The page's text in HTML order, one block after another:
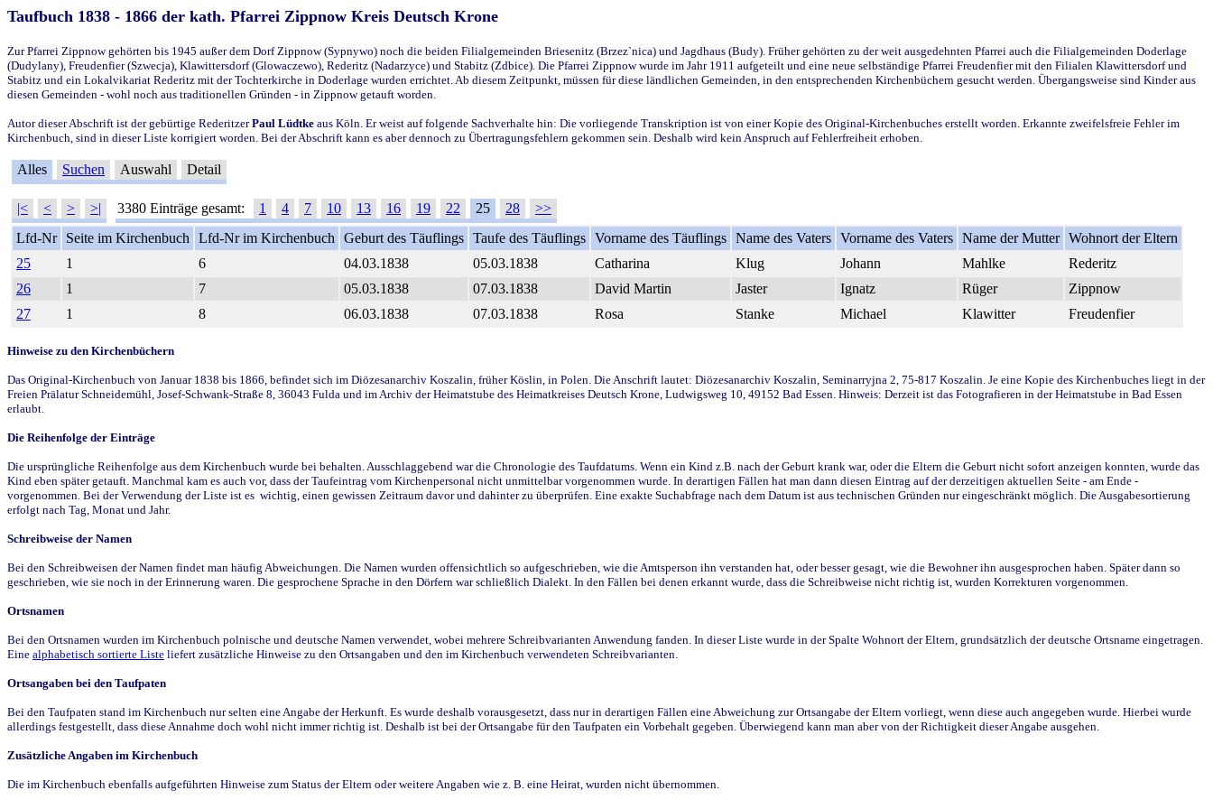
Taufbuch 1838 - 1866 der kath. Pfarrei Zippnow Kreis Deutsch Krone
Zur Pfarrei Zippnow gehörten bis 1945 außer dem Dorf Zippnow (Sypnywo) noch die beiden Filialgemeinden Briesenitz (Brzez`nica) und Jagdhaus (Budy). Früher gehörten zu der weit ausgedehnten Pfarrei auch die Filialgemeinden Doderlage
(Dudylany), Freudenfier (Szwecja), Klawittersdorf (Glowaczewo), Rederitz (Nadarzyce) und Stabitz (Zdbice). Die Pfarrei Zippnow wurde im Jahr 1911 aufgeteilt und eine neue selbständige Pfarrei Freudenfier mit den Filialen Klawittersdorf und
Stabitz und ein Lokalvikariat Rederitz mit der Tochterkirche in Doderlage wurden errichtet. Ab diesem Zeitpunkt, müssen für diese ländlichen Gemeinden, in den entsprechenden Kirchenbüchern gesucht werden. Übergangsweise sind Kinder aus
diesen Gemeinden - wohl noch aus traditionellen Gründen - in Zippnow getauft worden.
Autor dieser Abschrift ist der gebürtige RederitzerPaul Lüdtke aus Köln. Er weist auf folgende Sachverhalte hin: Die vorliegende Transkription ist von einer Kopie des Original-Kirchenbuches erstellt worden. Erkannte zweifelsfreie Fehler im
Kirchenbuch, sind in dieser Liste korrigiert worden. Bei der Abschrift kann es aber dennoch zu Übertragungsfehlern gekommen sein. Deshalb wird kein Anspruch auf Fehlerfreiheit erhoben.
Alles Suchen Auswahl Detail
|< < > >| 3380 Einträge gesamt: 1 4 7 10 13 16 19 22 25 28
>>
Lfd-Nr
Seite im Kirchenbuch Lfd-Nr im Kirchenbuch Geburt des Täuflings Taufe des Täuflings Vorname des Täuflings Name des Vaters Vorname des Vaters Name der Mutter Wohnort der Eltern
25
1 6 04.03.1838 05.03.1838 Catharina Klug Johann Mahlke
Rederitz
26
1 7 05.03.1838 07.03.1838 David Martin Jaster Ignatz Rüger
Zippnow
27
1 8 06.03.1838 07.03.1838 Rosa Stanke Michael Klawitter Freudenfier
Hinweise zu den Kirchenbüchern
Das Original-Kirchenbuch von Januar 1838 bis 1866, befindet sich im Diözesanarchiv Koszalin, früher Köslin, in Polen. Die Anschrift lautet: Diözesanarchiv Koszalin, Seminarryjna 2, 75-817 Koszalin. Je eine Kopie des Kirchenbuches liegt in der
Freien Prälatur Schneidemühl, Josef-Schwank-Straße 8, 36043 Fulda und im Archiv der Heimatstube des Heimatkreises Deutsch Krone, Ludwigsweg 10, 49152 Bad Essen. Hinweis: Derzeit ist das Fotografieren in der Heimatstube in Bad Essen
erlaubt.
Die Reihenfolge der Einträge
Die ursprüngliche Reihenfolge aus dem Kirchenbuch wurde bei behalten. Ausschlaggebend war die Chronologie des Taufdatums. Wenn ein Kind z.B. nach der Geburt krank war, oder die Eltern die Geburt nicht sofort anzeigen konnten, wurde das
Kind eben später getauft. Manchmal kam es auch vor, dass der Taufeintrag vom Kirchenpersonal nicht unmittelbar vorgenommen wurde. In derartigen Fällen hat man dann diesen Eintrag auf der derzeitigen aktuellen Seite - am Ende -
vorgenommen. Bei der Verwendung der Liste ist es wichtig, einen gewissen Zeitraum davor und dahinter zu überprüfen. Eine exakte Suchabfrage nach dem Datum ist aus technischen Gründen nur eingeschränkt möglich. Die Ausgabesortierung
erfolgt nach Tag, Monat und Jahr.
Schreibweise der Namen
Bei den Schreibweisen der Namen findet man häufig Abweichungen. Die Namen wurden offensichtlich so aufgeschrieben, wie die Amtsperson ihn verstanden hat, oder besser gesagt, wie die Bewohner ihn ausgesprochen haben. Später dann so
geschrieben, wie sie noch in der Erinnerung waren. Die gesprochene Sprache in den Dörfern war schließlich Dialekt. In den Fällen bei denen erkannt wurde, dass die Schreibweise nicht richtig ist, wurden Korrekturen vorgenommen.
Ortsnamen
Bei den Ortsnamen wurden im Kirchenbuch polnische und deutsche Namen verwendet, wobei mehrere Schreibvarianten Anwendung fanden. In dieser Liste wurde in der Spalte Wohnort der Eltern, grundsätzlich der deutsche Ortsname eingetragen.
Eine alphabetisch sortierte Liste liefert zusätzliche Hinweise zu den Ortsangaben und den im Kirchenbuch verwendeten Schreibvarianten.
Ortsangaben bei den Taufpaten
Bei den Taufpaten stand im Kirchenbuch nur selten eine Angabe der Herkunft. Es wurde deshalb vorausgesetzt, dass nur in derartigen Fällen eine Abweichung zur Ortsangabe der Eltern vorliegt, wenn diese auch angegeben wurde. Hierbei wurde
allerdings festgestellt, dass diese Annahme doch wohl nicht immer richtig ist. Deshalb ist bei der Ortsangabe für den Taufpaten ein Vorbehalt gegeben. Überwiegend kann man aber von der Richtigkeit dieser Angabe ausgehen.
Zusätzliche Angaben im Kirchenbuch
Die im Kirchenbuch ebenfalls aufgeführten Hinweise zum Status der Eltern oder weitere Angaben wie z. B. eine Heirat, wurden nicht übernommen.